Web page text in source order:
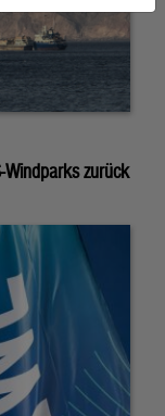
zurück